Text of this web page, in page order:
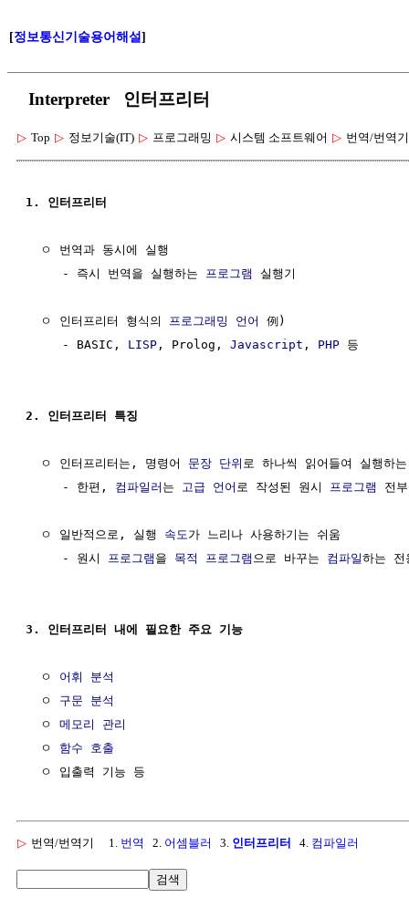
[정보통신기술용어해설]
Interpreter 인터프리터
▷ Top ▷ 정보기술(IT) ▷ 프로그래밍 ▷ 시스템 소프트웨어 ▷ 번역/번역기
1. 인터프리터
  ㅇ 번역과 동시에 실행
     - 즉시 번역을 실행하는
프로그램 실행기
  ㅇ 인터프리터 형식의
프로그래밍 언어
例)
     - BASIC,
LISP , Prolog, Javascript , PHP 등
2. 인터프리터 특징
  ㅇ 인터프리터는, 명령어
문장 단위 로 하나씩 읽어들여 실행하
     - 한편,
컴파일러 는 고급 언어 로 작성된 원시 프로그램 전
  ㅇ 일반적으로, 실행
속도 가 느리나 사용하기는 쉬움
     - 원시
프로그램 을 목적 프로그램 으로 바꾸는 컴파일하는 전
3. 인터프리터 내에 필요한 주요 기능
  ㅇ
어휘 분석
  ㅇ
구문 분석
  ㅇ
메모리 관리
  ㅇ
함수 호출
▷ 번역/번역기 1. 번역 2. 어셈블러 3. 인터프리터 4. 컴파일러
검색